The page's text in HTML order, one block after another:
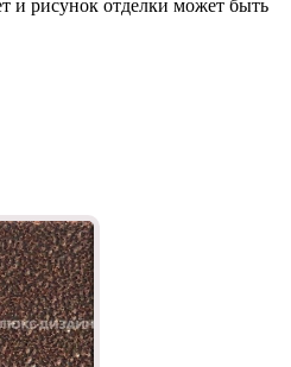
и рисунок отделки может быть